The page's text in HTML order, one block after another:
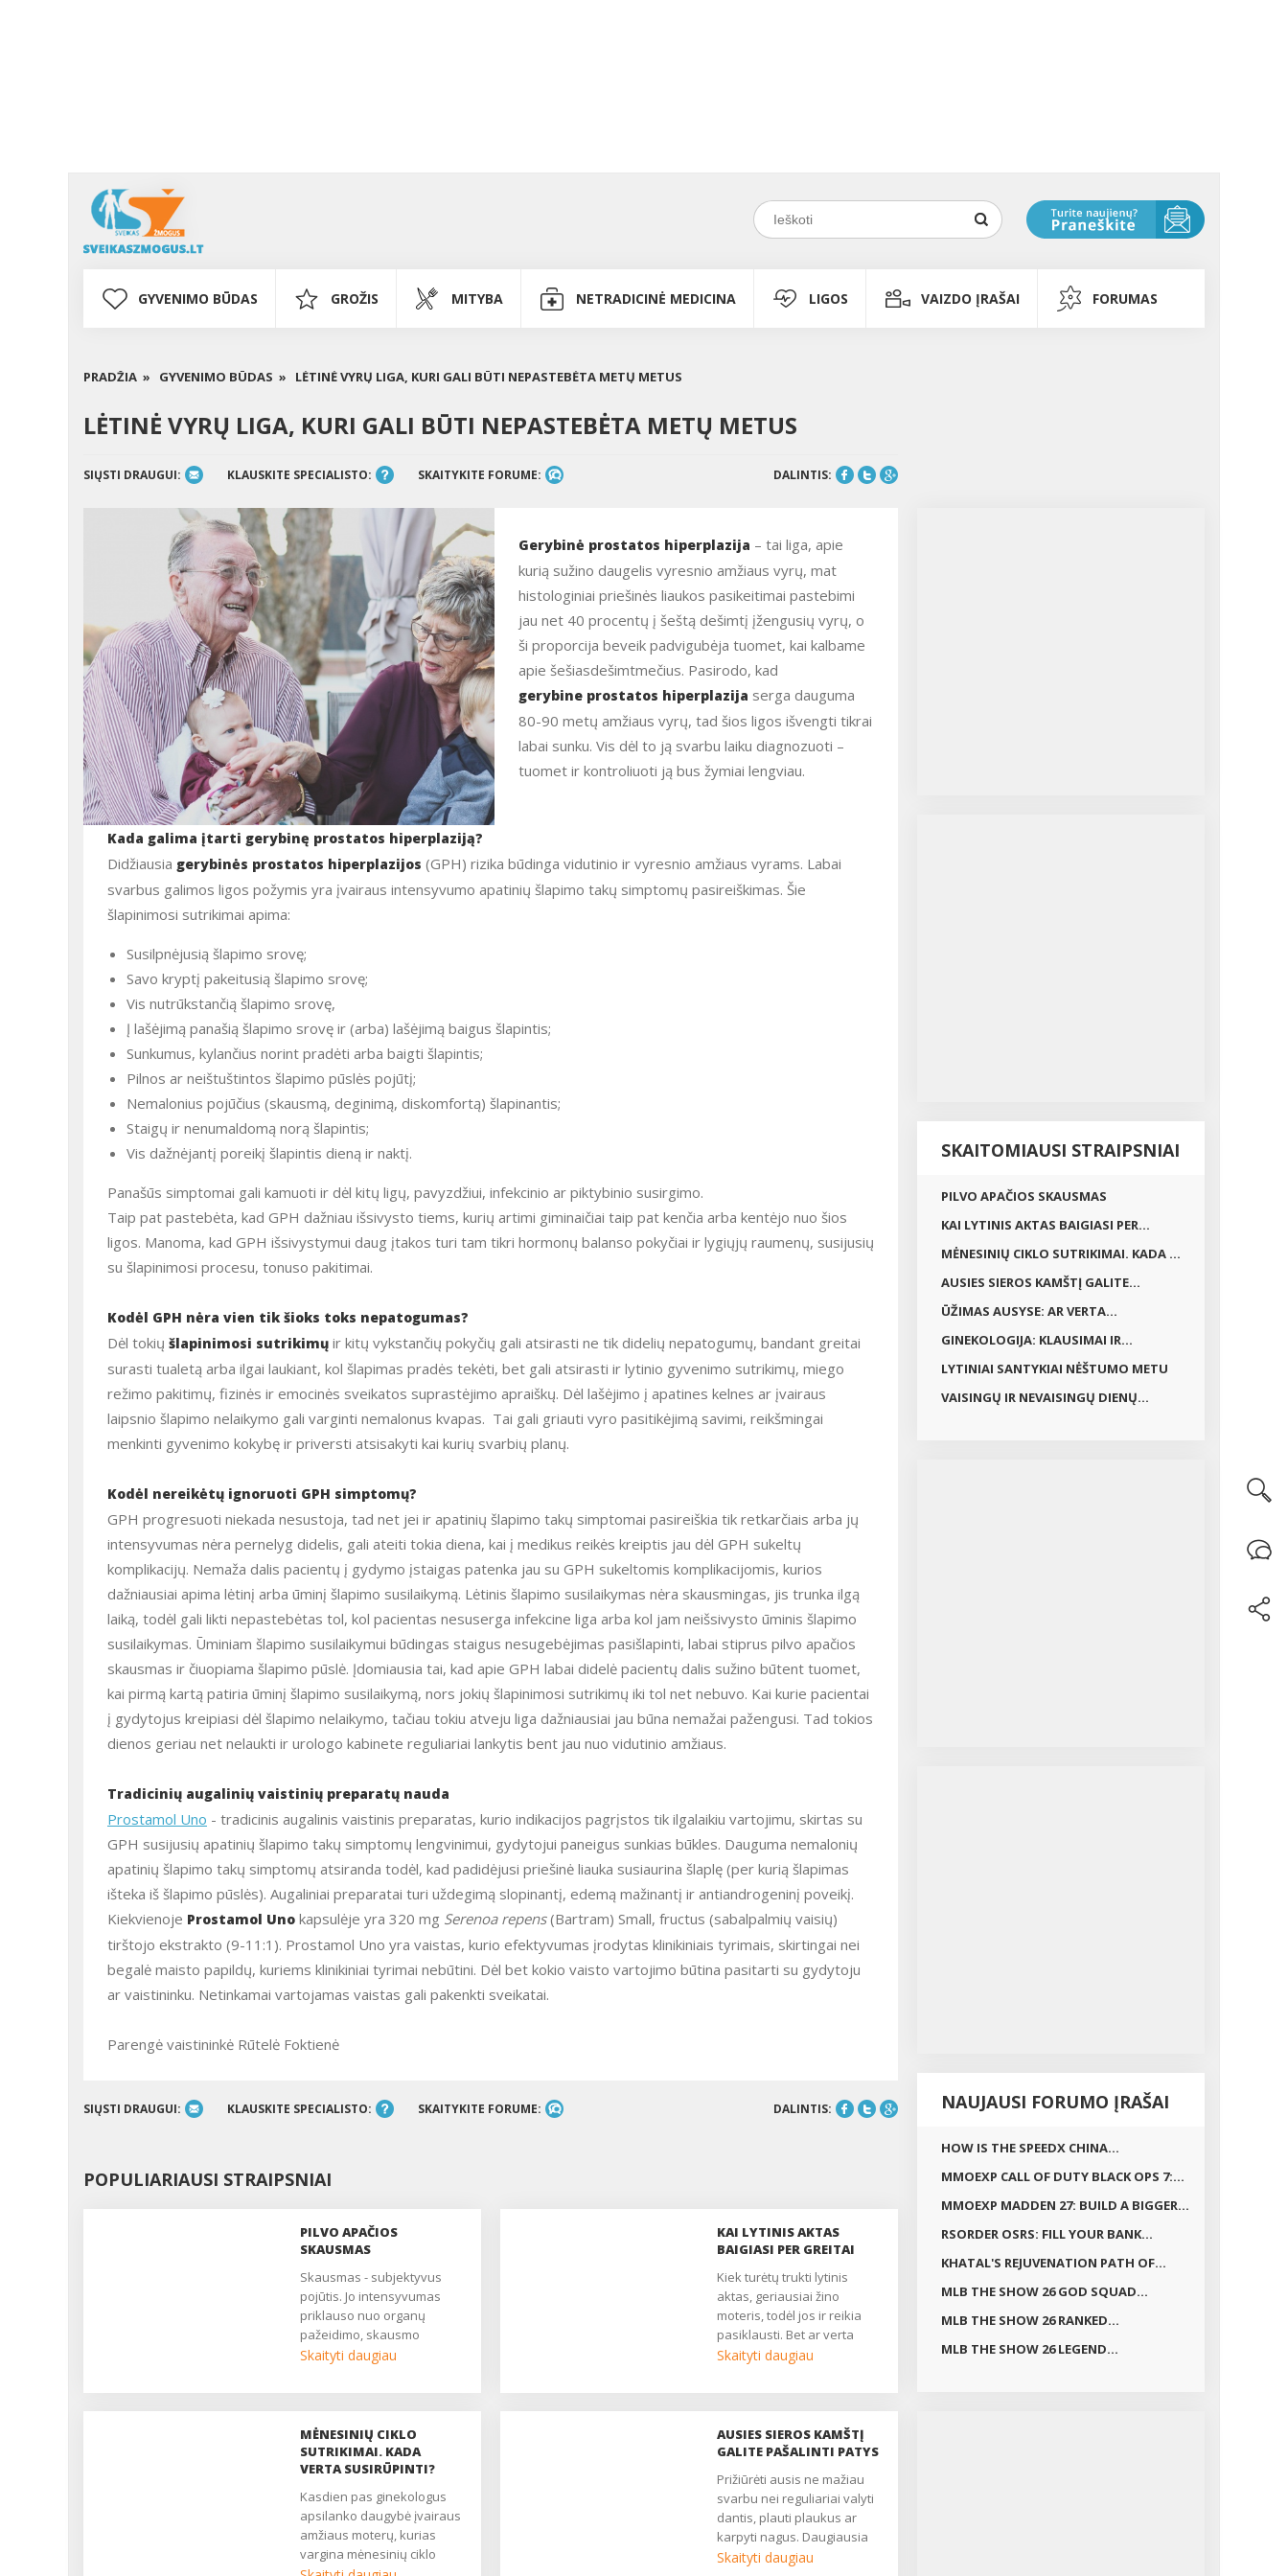
GYVENIMO BŪDAS GROŽIS MITYBA NETRADICINĖ MEDICINA LIGOS VAIZDO ĮRAŠAI FORUMAS
PRADŽIA » GYVENIMO BŪDAS » LĖTINĖ VYRŲ LIGA, KURI GALI BŪTI NEPASTEBĖTA METŲ METUS
LĖTINĖ VYRŲ LIGA, KURI GALI BŪTI NEPASTEBĖTA METŲ METUS
SIŲSTI DRAUGUI: KLAUSKITE SPECIALISTO: SKAITYKITE FORUME: DALINTIS:
Gerybinė prostatos hiperplazija – tai liga, apie
kurią sužino daugelis vyresnio amžiaus vyrų, mat
histologiniai priešinės liaukos pasikeitimai pastebimi
jau net 40 procentų į šeštą dešimtį įžengusių vyrų, o
ši proporcija beveik padvigubėja tuomet, kai kalbame
apie šešiasdešimtmečius. Pasirodo, kad
gerybine prostatos hiperplazija serga dauguma
80-90 metų amžiaus vyrų, tad šios ligos išvengti tikrai
labai sunku. Vis dėl to ją svarbu laiku diagnozuoti –
tuomet ir kontroliuoti ją bus žymiai lengviau.
Kada galima įtarti gerybinę prostatos hiperplaziją?
Didžiausia gerybinės prostatos hiperplazijos (GPH) rizika būdinga vidutinio ir vyresnio amžiaus vyrams. Labai
svarbus galimos ligos požymis yra įvairaus intensyvumo apatinių šlapimo takų simptomų pasireiškimas. Šie
šlapinimosi sutrikimai apima:
Susilpnėjusią šlapimo srovę;
Savo kryptį pakeitusią šlapimo srovę;
Vis nutrūkstančią šlapimo srovę,
Į lašėjimą panašią šlapimo srovę ir (arba) lašėjimą baigus šlapintis;
Sunkumus, kylančius norint pradėti arba baigti šlapintis;
Pilnos ar neištuštintos šlapimo pūslės pojūtį;
Nemalonius pojūčius (skausmą, deginimą, diskomfortą) šlapinantis;
Staigų ir nenumaldomą norą šlapintis;
Vis dažnėjantį poreikį šlapintis dieną ir naktį.
Panašūs simptomai gali kamuoti ir dėl kitų ligų, pavyzdžiui, infekcinio ar piktybinio susirgimo.
Taip pat pastebėta, kad GPH dažniau išsivysto tiems, kurių artimi giminaičiai taip pat kenčia arba kentėjo nuo šios
ligos. Manoma, kad GPH išsivystymui daug įtakos turi tam tikri hormonų balanso pokyčiai ir lygiųjų raumenų, susijusių
su šlapinimosi procesu, tonuso pakitimai.
Kodėl GPH nėra vien tik šioks toks nepatogumas?
Dėl tokių šlapinimosi sutrikimų ir kitų vykstančių pokyčių gali atsirasti ne tik didelių nepatogumų, bandant greitai
surasti tualetą arba ilgai laukiant, kol šlapimas pradės tekėti, bet gali atsirasti ir lytinio gyvenimo sutrikimų, miego
režimo pakitimų, fizinės ir emocinės sveikatos suprastėjimo apraiškų. Dėl lašėjimo į apatines kelnes ar įvairaus
laipsnio šlapimo nelaikymo gali varginti nemalonus kvapas. Tai gali griauti vyro pasitikėjimą savimi, reikšmingai
menkinti gyvenimo kokybę ir priversti atsisakyti kai kurių svarbių planų.
Kodėl nereikėtų ignoruoti GPH simptomų?
GPH progresuoti niekada nesustoja, tad net jei ir apatinių šlapimo takų simptomai pasireiškia tik retkarčiais arba jų
intensyvumas nėra pernelyg didelis, gali ateiti tokia diena, kai į medikus reikės kreiptis jau dėl GPH sukeltų
komplikacijų. Nemaža dalis pacientų į gydymo įstaigas patenka jau su GPH sukeltomis komplikacijomis, kurios
dažniausiai apima lėtinį arba ūminį šlapimo susilaikymą. Lėtinis šlapimo susilaikymas nėra skausmingas, jis trunka ilgą
laiką, todėl gali likti nepastebėtas tol, kol pacientas nesuserga infekcine liga arba kol jam neišsivysto ūminis šlapimo
susilaikymas. Ūminiam šlapimo susilaikymui būdingas staigus nesugebėjimas pasišlapinti, labai stiprus pilvo apačios
skausmas ir čiuopiama šlapimo pūslė. Įdomiausia tai, kad apie GPH labai didelė pacientų dalis sužino būtent tuomet,
kai pirmą kartą patiria ūminį šlapimo susilaikymą, nors jokių šlapinimosi sutrikimų iki tol net nebuvo. Kai kurie pacientai
į gydytojus kreipiasi dėl šlapimo nelaikymo, tačiau tokiu atveju liga dažniausiai jau būna nemažai pažengusi. Tad tokios
dienos geriau net nelaukti ir urologo kabinete reguliariai lankytis bent jau nuo vidutinio amžiaus.
Tradicinių augalinių vaistinių preparatų nauda
Prostamol Uno - tradicinis augalinis vaistinis preparatas, kurio indikacijos pagrįstos tik ilgalaikiu vartojimu, skirtas su
GPH susijusių apatinių šlapimo takų simptomų lengvinimui, gydytojui paneigus sunkias būkles. Dauguma nemalonių
apatinių šlapimo takų simptomų atsiranda todėl, kad padidėjusi priešinė liauka susiaurina šlaplę (per kurią šlapimas
išteka iš šlapimo pūslės). Augaliniai preparatai turi uždegimą slopinantį, edemą mažinantį ir antiandrogeninį poveikį.
Kiekvienoje Prostamol Uno kapsulėje yra 320 mg Serenoa repens(Bartram) Small, fructus (sabalpalmių vaisių)
tirštojo ekstrakto (9-11:1). Prostamol Uno yra vaistas, kurio efektyvumas įrodytas klinikiniais tyrimais, skirtingai nei
begalė maisto papildų, kuriems klinikiniai tyrimai nebūtini. Dėl bet kokio vaisto vartojimo būtina pasitarti su gydytoju
ar vaistininku. Netinkamai vartojamas vaistas gali pakenkti sveikatai.
Parengė vaistininkė Rūtelė Foktienė
SIŲSTI DRAUGUI: KLAUSKITE SPECIALISTO: SKAITYKITE FORUME: DALINTIS:
POPULIARIAUSI STRAIPSNIAI
PILVO APAČIOS
SKAUSMAS
Skausmas - subjektyvus
pojūtis. Jo intensyvumas
priklauso nuo organų
pažeidimo, skausmo
slenksčio, centrinės nervų
skausmą, kuris trukdo
gyventi, pailsėti, užmigti. Jis
yra pagrindinis daugelio
ginekologinių ligų
simptomas. Nukenčia
asmeninis, socialinis ir
seksualinis gyvenimas,
moteris atrodo liguistai ir
Skaityti daugiau
KAI LYTINIS AKTAS
BAIGIASI PER GREITAI
Kiek turėtų trukti lytinis
aktas, geriausiai žino
moteris, todėl jos ir reikia
pasiklausti. Bet ar verta
patikėti, kai ji meilikaujančiai
labai nenusimins dėl kelių
per greitai išsiveržusios
atsitinka visada?
Paguodžiant galima
pasakyti, kad priešlaikinė
ejakuliacija - lengviausiai
išsprendžiama seksualinė
Skaityti daugiau
MĖNESINIŲ CIKLO
SUTRIKIMAI. KADA
VERTA SUSIRŪPINTI?
Kasdien pas ginekologus
apsilanko daugybė įvairaus
amžiaus moterų, kurias
vargina mėnesinių ciklo
AUSIES SIEROS KAMŠTĮ
GALITE PAŠALINTI PATYS
Prižiūrėti ausis ne mažiau
svarbu nei reguliariai valyti
dantis, plauti plaukus ar
karpyti nagus. Daugiausia
ausų priežiūros sunkumų
Skaityti daugiau
SKAITOMIAUSI STRAIPSNIAI
PILVO APAČIOS SKAUSMAS
KAI LYTINIS AKTAS BAIGIASI PER...
MĖNESINIŲ CIKLO SUTRIKIMAI. KADA ...
AUSIES SIEROS KAMŠTĮ GALITE...
ŪŽIMAS AUSYSE: AR VERTA...
GINEKOLOGIJA: KLAUSIMAI IR...
LYTINIAI SANTYKIAI NĖŠTUMO METU
VAISINGŲ IR NEVAISINGŲ DIENŲ...
NAUJAUSI FORUMO ĮRAŠAI
HOW IS THE SPEEDX CHINA...
MMOEXP CALL OF DUTY BLACK OPS 7:...
MMOEXP MADDEN 27: BUILD A BIGGER...
RSORDER OSRS: FILL YOUR BANK...
KHATAL'S REJUVENATION PATH OF...
MLB THE SHOW 26 GOD SQUAD...
MLB THE SHOW 26 RANKED...
MLB THE SHOW 26 LEGEND...